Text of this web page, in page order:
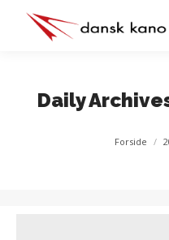
Daily
You
Forside